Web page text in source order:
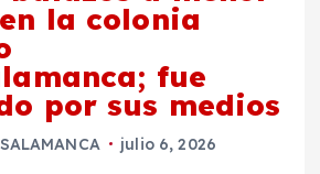
la colonia
fue
por sus medios
SALAMANCA julio 6, 2026